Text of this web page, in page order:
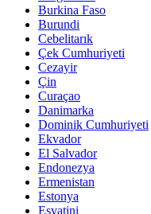
Burkina Faso
Burundi
Cebelitarık
Çek Cumhuriyeti
Cezayir
Çin
Curaçao
Danimarka
Dominik Cumhuriyeti
Ekvador
El Salvador
Endonezya
Ermenistan
Estonya
Esvatini